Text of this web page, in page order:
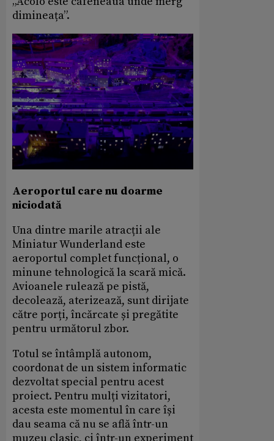
dimineața”.
Aeroportul care nu doarme
niciodată
Una dintre marile atracții ale
Miniatur Wunderland este
aeroportul completfuncțional, o
minune tehnologică la scară mică.
Avioanele rulează pe pistă,
decolează, aterizează, sunt dirijate
către porți, încărcate și pregătite
pentru următorul zbor.
Totul se întâmplă autonom,
coordonat de un sistem informatic
dezvoltat special pentru acest
proiect. Pentru mulți vizitatori,
acesta este momentul în care își
dau seama că nu se află într-un
muzeu clasic, ci într-un experiment